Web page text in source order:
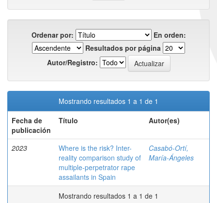
Ordenar por:
En orden:
Resultados por página
Autor/Registro:
Mostrando resultados 1 a 1 de 1
Fecha de
publicación
Título Autor(es)
2023
Where is the risk? Inter-
reality comparison study of
multiple-perpetrator rape
assailants in Spain
Casabó-Ortí,
María-Ángeles
Mostrando resultados 1 a 1 de 1